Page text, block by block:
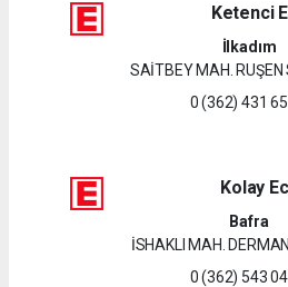
Ketenci
İlkadım
SAİTBEY MAH. RUŞEN
0 (362) 431
Kolay
Bafra
İSHAKLI MAH.
0 (362) 543